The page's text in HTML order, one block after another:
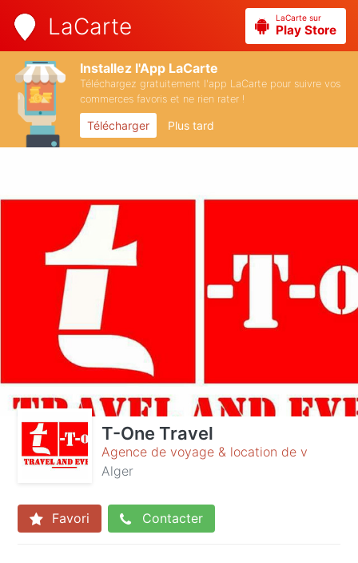
LaCarte LaCarte sur
Play Store
Installez l'App LaCarte
Téléchargez gratuitement l'app LaCarte pour suivre vos
commerces favoris et ne rien rater !
Télécharger Plus tard
T-One Travel
Agence de voyage & location de v
Alger
Favori Contacter